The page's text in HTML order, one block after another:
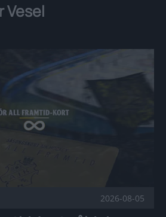
Vesel
sålda! Publicerad 2026-08-05
2026-08-05